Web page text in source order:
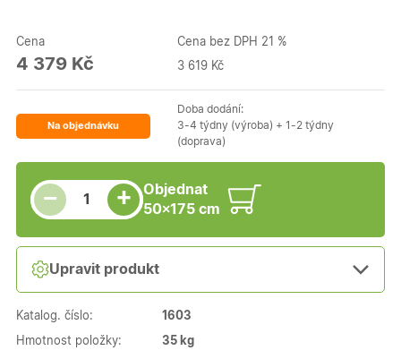
Cena
4 379 Kč
Cena bez DPH 21 %
3 619 Kč
Na objednávku
Doba dodání:
3-4 týdny (výroba) + 1-2 týdny
(doprava)
−
Snížit množství
Počet kusů +
Zvýšit množství
Objednat
50×175 cm
Upravit produkt
Katalog. číslo: 1603
Hmotnost položky: 35 kg